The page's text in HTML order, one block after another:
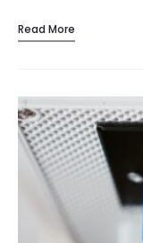
Read More